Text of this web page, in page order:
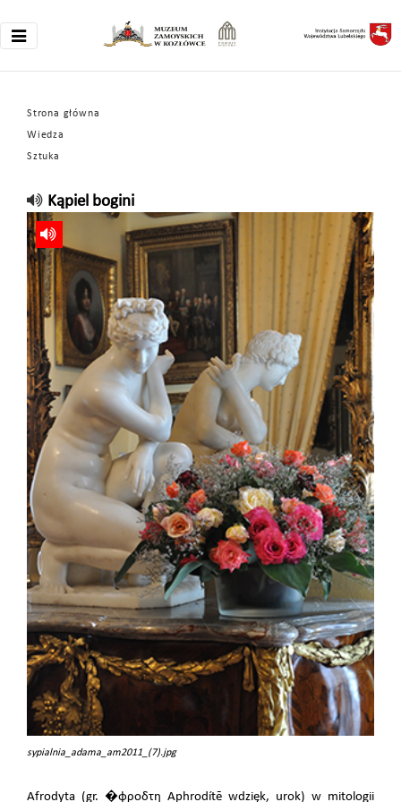
Strona główna
Wiedza
Sztuka
Kąpiel bogini
sypialnia_adama_am2011_(7).jpg
Afrodyta (gr. �φροδτη Aphrodítē wdzięk, urok) w mitologii